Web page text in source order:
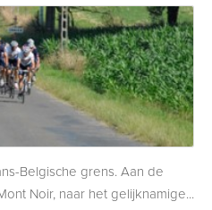
Belgische grens. Aan de
Noir, naar het gelijknamige...